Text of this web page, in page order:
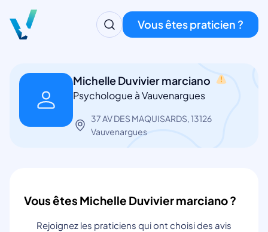
Vous êtes praticien ?
Michelle Duvivier marciano
Psychologue à Vauvenargues
37 AV DES MAQUISARDS, 13126
Vauvenargues
Vous êtes Michelle Duvivier marciano ?
Rejoignez les praticiens qui ont choisi des avis